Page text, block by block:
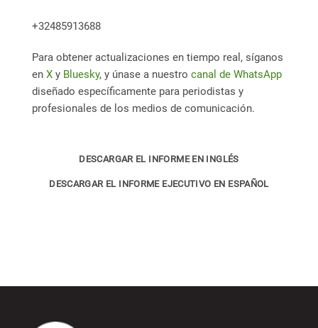
+32485913688
Para obtener actualizaciones en tiempo real, síganos
en X y Bluesky, y únase a nuestro canal de WhatsApp
diseñado específicamente para periodistas y
profesionales de los medios de comunicación.
DESCARGAR EL INFORME EN INGLÉS
DESCARGAR EL INFORME EJECUTIVO EN ESPAÑOL